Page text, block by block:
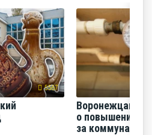
5567
Воронежцам
о повышении
за